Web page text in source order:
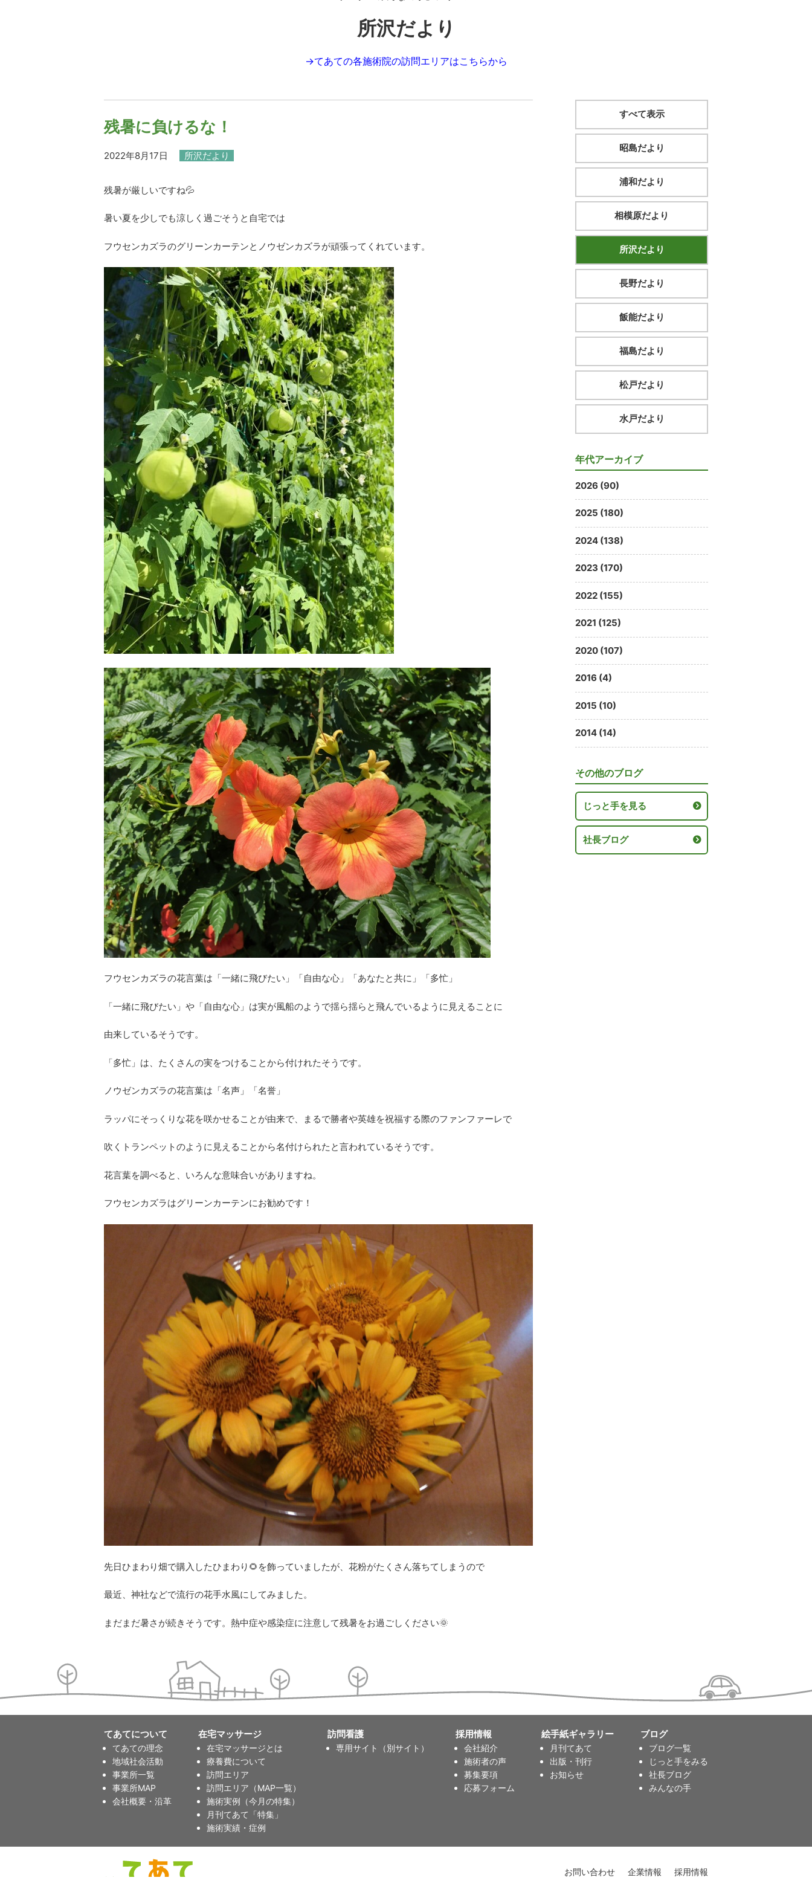
所沢だより
→てあての各施術院の訪問エリアはこちらから
残暑に負けるな！
2022年8月17日 所沢だより
残暑が厳しいですね💦
暑い夏を少しでも涼しく過ごそうと自宅では
フウセンカズラのグリーンカーテンとノウゼンカズラが頑張ってくれています。
フウセンカズラの花言葉は「一緒に飛びたい」「自由な心」「あなたと共に」「多忙」
「一緒に飛びたい」や「自由な心」は実が風船のようで揺ら揺らと飛んでいるように見えることに
由来しているそうです。
「多忙」は、たくさんの実をつけることから付けれたそうです。
ノウゼンカズラの花言葉は「名声」「名誉」
ラッパにそっくりな花を咲かせることが由来で、まるで勝者や英雄を祝福する際のファンファーレで
吹くトランペットのように見えることから名付けられたと言われているそうです。
花言葉を調べると、いろんな意味合いがありますね。
フウセンカズラはグリーンカーテンにお勧めです！
先日ひまわり畑で購入したひまわり🌻を飾っていましたが、花粉がたくさん落ちてしまうので
最近、神社などで流行の花手水風にしてみました。
まだまだ暑さが続きそうです。熱中症や感染症に注意して残暑をお過ごしください🌞
すべて表示
昭島だより
浦和だより
相模原だより
所沢だより
長野だより
飯能だより
福島だより
松戸だより
水戸だより
年代アーカイブ
2026 (90)
2025 (180)
2024 (138)
2023 (170)
2022 (155)
2021 (125)
2020 (107)
2016 (4)
2015 (10)
2014 (14)
その他のブログ
じっと手を見る
社長ブログ
てあてについて
てあての理念
地域社会活動
事業所一覧
事業所MAP
会社概要・沿革
在宅マッサージ
在宅マッサージとは
療養費について
訪問エリア
訪問エリア（MAP一覧）
施術実例（今月の特集）
月刊てあて「特集」
施術実績・症例
訪問看護
専用サイト（別サイト）
採用情報
会社紹介
施術者の声
募集要項
応募フォーム
絵手紙ギャラリー
月刊てあて
出版・刊行
お知らせ
ブログ
ブログ一覧
じっと手をみる
社長ブログ
みんなの手
お問い合わせ 企業情報
採用情報